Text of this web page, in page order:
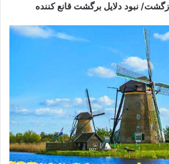
نبود دلایل برگشت قانع کننده